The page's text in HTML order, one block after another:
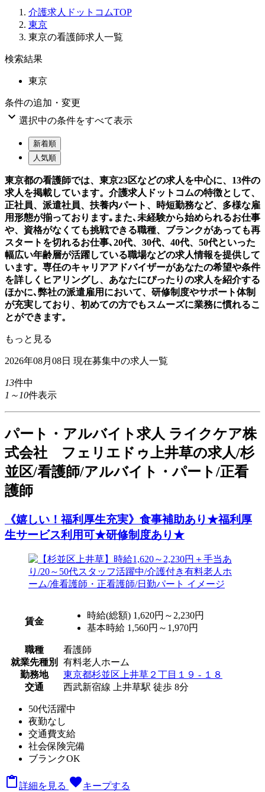
介護求人ドットコムTOP
東京
東京の看護師求人一覧
検索結果
東京
条件の追加・変更
 選択中の条件をすべて表示
新着順
人気順
東京都の看護師では、東京23区などの求人を中心に、13件の
求人を掲載しています。介護求人ドットコムの特徴として、
正社員、派遣社員、扶養内パート、時短勤務など、多様な雇
用形態が揃っております｡また､未経験から始められるお仕事
や、資格がなくても挑戦できる職種、ブランクがあっても再
スタートを切れるお仕事､20代、30代、40代、50代といった
幅広い年齢層が活躍している職場などの求人情報を提供して
います。専任のキャリアアドバイザーがあなたの希望や条件
を詳しくヒアリングし、あなたにぴったりの求人を紹介する
ほかに､弊社の派遣雇用において、研修制度やサポート体制
が充実しており、初めての方でもスムーズに業務に慣れるこ
とができます。
もっと見る
2026年08月08日 現在募集中の求人一覧
13件中
1～10件表示
パート ・アルバイト求人 ライクケア株
式会社 フェリエドゥ上井草の求人/杉
並区/看護師/アルバイト・パート/正看
護師
《嬉しい！福利厚生充実》食事補助あり★福利厚
生サービス利用可★研修制度あり★
賃金
時給(総額) 1,620円～2,230円
基本時給 1,560円～1,970円
職種
看護師
就業先種別
有料老人ホーム
勤務地
東京都杉並区上井草２丁目１９ - １８
交通
西武新宿線 上井草駅 徒歩 8分
50代活躍中
夜勤なし
交通費支給
社会保険完備
ブランクOK
 詳細を見る favoriteキープする